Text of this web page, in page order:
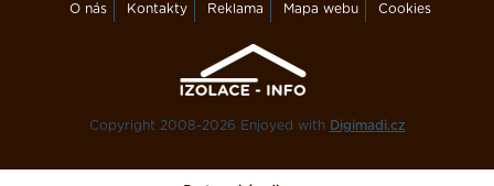
O nás Kontakty Reklama Mapa webu Cookies
Copyright 2008-2026 Enjoyed with Digimadi.cz